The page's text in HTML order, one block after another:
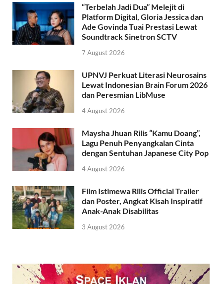
“Terbelah Jadi Dua” Melejit di
Platform Digital, Gloria Jessica dan
Ade Govinda Tuai Prestasi Lewat
Soundtrack Sinetron SCTV
7 August 2026
UPNVJ Perkuat Literasi Neurosains
Lewat Indonesian Brain Forum 2026
dan Peresmian LibMuse
4 August 2026
Maysha Jhuan Rilis “Kamu Doang”,
Lagu Penuh Penyangkalan Cinta
dengan Sentuhan Japanese City Pop
4 August 2026
Film Istimewa Rilis Official Trailer
dan Poster, Angkat Kisah Inspiratif
Anak-Anak Disabilitas
3 August 2026